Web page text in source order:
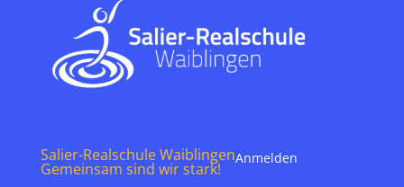
Salier-Realschule Waiblingen
Gemeinsam sind wir stark!
Anmelden